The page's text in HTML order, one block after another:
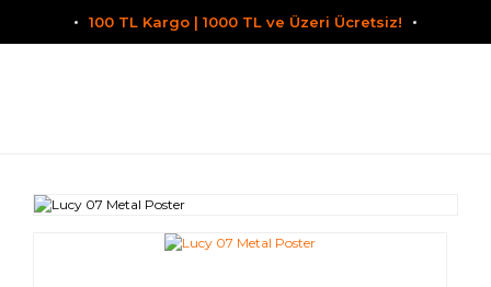
100 TL Kargo | 1000 TL ve Üzeri Ücretsiz!